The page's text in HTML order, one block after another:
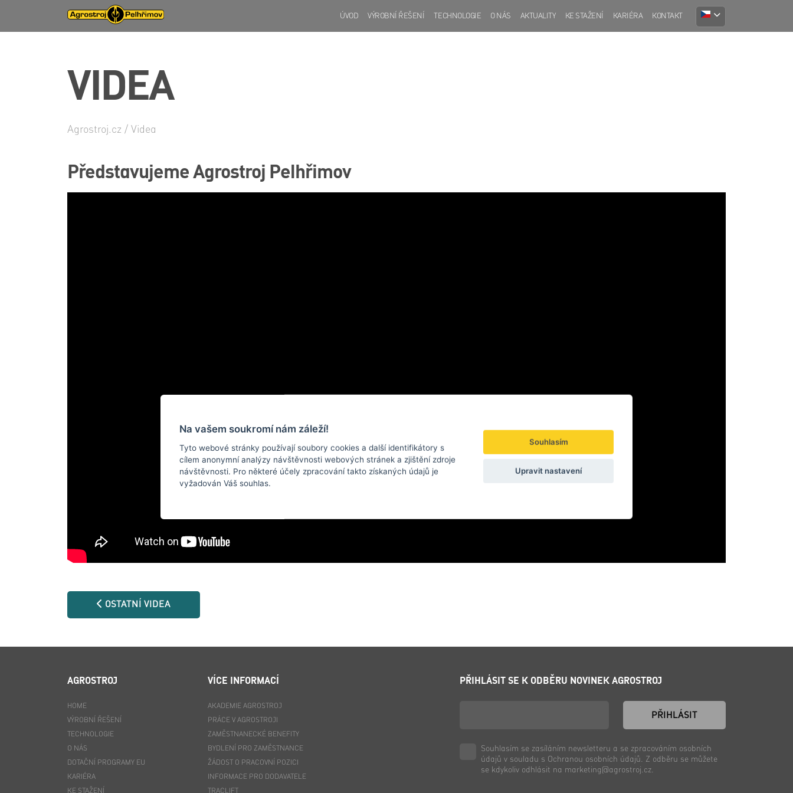
ÚVOD VÝROBNÍ ŘEŠENÍ TECHNOLOGIE O NÁS AKTUALITY KE STAŽENÍ KARIÉRA KONTAKT
VIDEA
Agrostroj.cz / Videa
Představujeme Agrostroj Pelhřimov
OSTATNÍ VIDEA
AGROSTROJ
HOME
VÝROBNÍ ŘEŠENÍ
TECHNOLOGIE
O NÁS
DOTAČNÍ PROGRAMY EU
KARIÉRA
KE STAŽENÍ
VÍCE INFORMACÍ
AKADEMIE AGROSTROJ
PRÁCE V AGROSTROJI
ZAMĚSTNANECKÉ BENEFITY
BYDLENÍ PRO ZAMĚSTNANCE
ŽÁDOST O PRACOVNÍ POZICI
INFORMACE PRO DODAVATELE
TRACLIFT
PŘIHLÁSIT SE K ODBĚRU NOVINEK AGROSTROJ
PŘIHLÁSIT
Souhlasím se zasíláním newsletteru a se zpracováním osobních
údajů v souladu s Ochranou osobních údajů. Z odběru se můžete
se kdykoliv odhlásit na marketing@agrostroj.cz.
Na vašem soukromí nám záleží!
Tyto webové stránky používají soubory cookies a další identifikátory s
cílem anonymní analýzy návštěvnosti webových stránek a zjištění zdroje
návštěvnosti. Pro některé účely zpracování takto získaných údajů je
vyžadován Váš souhlas.
Souhlasím
Upravit nastavení